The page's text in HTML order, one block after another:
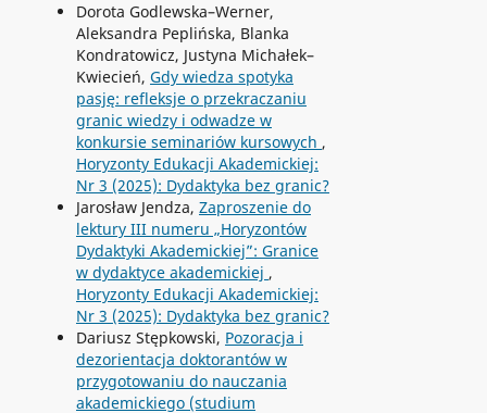
Dorota Godlewska–Werner,
Aleksandra Peplińska, Blanka
Kondratowicz, Justyna Michałek–
Kwiecień, Gdy wiedza spotyka
pasję: refleksje o przekraczaniu
granic wiedzy i odwadze w
konkursie seminariów kursowych ,
Horyzonty Edukacji Akademickiej:
Nr 3 (2025): Dydaktyka bez granic?
Jarosław Jendza, Zaproszenie do
lektury III numeru „Horyzontów
Dydaktyki Akademickiej”: Granice
w dydaktyce akademickiej ,
Horyzonty Edukacji Akademickiej:
Nr 3 (2025): Dydaktyka bez granic?
Dariusz Stępkowski, Pozoracja i
dezorientacja doktorantów w
przygotowaniu do nauczania
akademickiego (studium